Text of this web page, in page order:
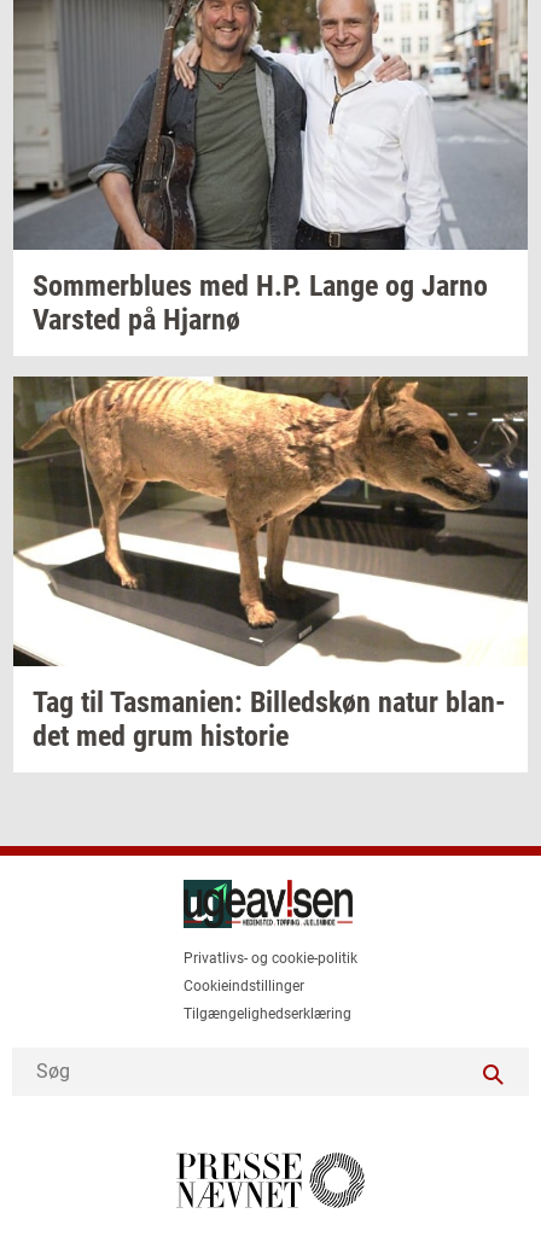
Som­mer­blu­es med H.P. Lange og Jarno
Var­sted på Hjar­nø
Tag til Tas­ma­ni­en: Bil­leds­køn natur blan­
det med grum hi­sto­rie
Privatlivs- og cookie-politik
Cookieindstillinger
Tilgængelighedserklæring